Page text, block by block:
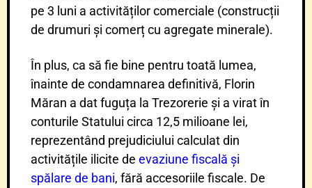
pe 3 luni a activităților comerciale (construcții
de drumuri și comerț cu agregate minerale).
În plus, ca să fie bine pentru toată lumea,
înainte de condamnarea definitivă, Florin
Măran a dat fuguța la Trezorerie și a virat în
conturile Statului circa 12,5 milioane lei,
reprezentând prejudiciului calculat din
activitățile ilicite de evaziune fiscală și
spălare de bani, fără accesoriile fiscale. De